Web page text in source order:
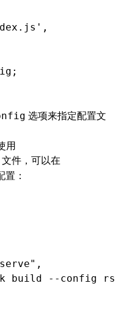
,
选项来指定配置文
用
文件，可以在
：
,
build --config